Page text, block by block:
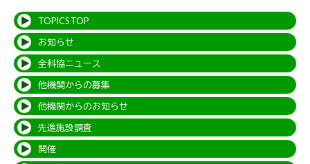
TOPICS TOP
お知らせ
全科協ニュース
他機関からの募集
他機関からのお知らせ
先進施設調査
開催